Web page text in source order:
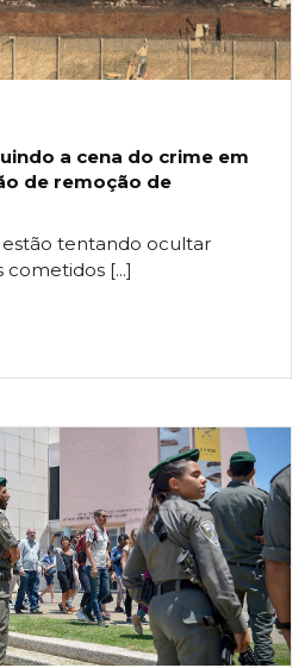
a cena do crime em
de remoção de
estão tentando ocultar
cometidos [...]